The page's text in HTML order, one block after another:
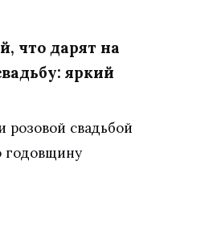
что дарят на
яркий
розовой свадьбой
годовщину